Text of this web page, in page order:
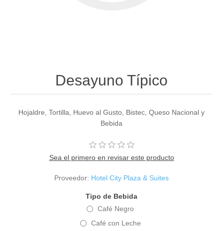
Desayuno Típico
Hojaldre, Tortilla, Huevo al Gusto, Bistec, Queso Nacional y
Bebida
Sea el primero en revisar este producto
Proveedor: Hotel City Plaza & Suites
Tipo de Bebida
Café Negro
Café con Leche